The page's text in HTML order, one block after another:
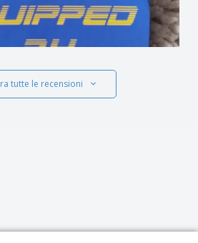
tutte le recensioni